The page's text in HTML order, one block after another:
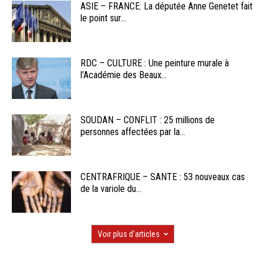
ASIE – FRANCE: La députée Anne Genetet fait
le point sur...
RDC – CULTURE : Une peinture murale à
l’Académie des Beaux...
SOUDAN – CONFLIT : 25 millions de
personnes affectées par la...
CENTRAFRIQUE – SANTE : 53 nouveaux cas
de la variole du...
Voir plus d'articles